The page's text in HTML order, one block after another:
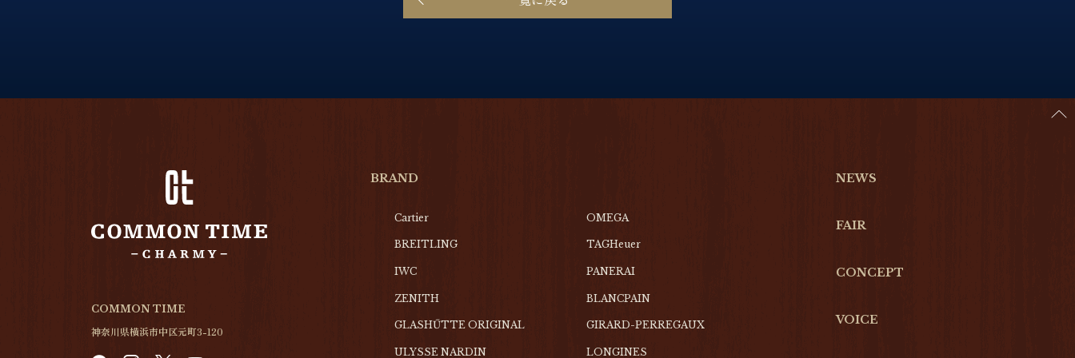
NEWS
FAIR
CONCEPT
BRAND
Cartier OMEGA
BREITLING TAGHeuer
IWC PANERAI
ZENITH BLANCPAIN
GLASHŰTTE ORIGINAL GIRARD-PERREGAUX
ULYSSE NARDIN LONGINES
VOICE
COMMON TIME
神奈川県横浜市中区元町3-120